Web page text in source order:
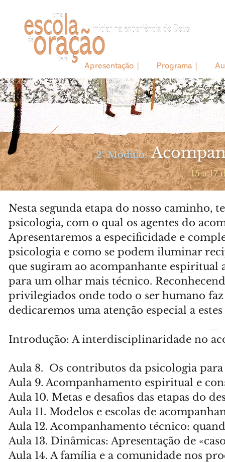
Apresentação | Programa |
2º Módulo:
15 a 17
—
Nesta segunda etapa do nosso caminho,
psicologia, com o qual os agentes do
Apresentaremos a especificidade e
psicologia e como se podem iluminar
que sugiram ao acompanhante espiritual
para um olhar mais técnico.
privilegiados onde todo o ser humano
dedicaremos uma atenção especial a
Introdução: A interdisciplinaridade no
Aula 8. Os contributos da psicologia
Aula 9. Acompanhamento espiritual e
Aula 10. Metas e desafios das etapas do
Aula 11. Modelos e escolas de
Aula 12. Acompanhamento técnico:
Aula 13. Dinâmicas: Apresentação de
Aula 14. A família e a comunidade nos